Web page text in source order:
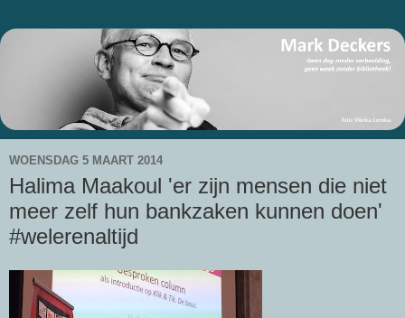
WOENSDAG 5 MAART 2014
Halima Maakoul 'er zijn mensen die niet
meer zelf hun bankzaken kunnen doen'
#welerenaltijd